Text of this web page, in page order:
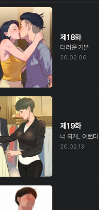
제18화
더러운 기분
20.02.06
제19화
너 되게.. 이쁘다
20.02.13